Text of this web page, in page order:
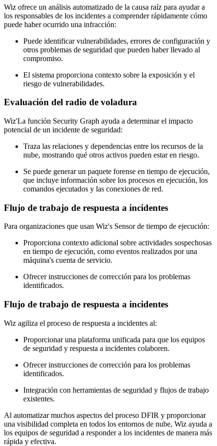
Wiz ofrece un análisis automatizado de la causa raíz para ayudar a
los responsables de los incidentes a comprender rápidamente cómo
puede haber ocurrido una infracción:
Puede identificar vulnerabilidades, errores de configuración y
otros problemas de seguridad que pueden haber llevado al
compromiso.
El sistema proporciona contexto sobre la exposición y el
riesgo de vulnerabilidades.
Evaluación del radio de voladura
Wiz'La función Security Graph ayuda a determinar el impacto
potencial de un incidente de seguridad:
Traza las relaciones y dependencias entre los recursos de la
nube, mostrando qué otros activos pueden estar en riesgo.
Se puede generar un paquete forense en tiempo de ejecución,
que incluye información sobre los procesos en ejecución, los
comandos ejecutados y las conexiones de red.
Flujo de trabajo de respuesta a incidentes
Para organizaciones que usan Wiz's Sensor de tiempo de ejecución:
Proporciona contexto adicional sobre actividades sospechosas
en tiempo de ejecución, como eventos realizados por una
máquina's cuenta de servicio.
Ofrecer instrucciones de corrección para los problemas
identificados.
Flujo de trabajo de respuesta a incidentes
Wiz agiliza el proceso de respuesta a incidentes al:
Proporcionar una plataforma unificada para que los equipos
de seguridad y respuesta a incidentes colaboren.
Ofrecer instrucciones de corrección para los problemas
identificados.
Integración con herramientas de seguridad y flujos de trabajo
existentes.
Al automatizar muchos aspectos del proceso DFIR y proporcionar
una visibilidad completa en todos los entornos de nube, Wiz ayuda a
los equipos de seguridad a responder a los incidentes de manera más
rápida y efectiva.